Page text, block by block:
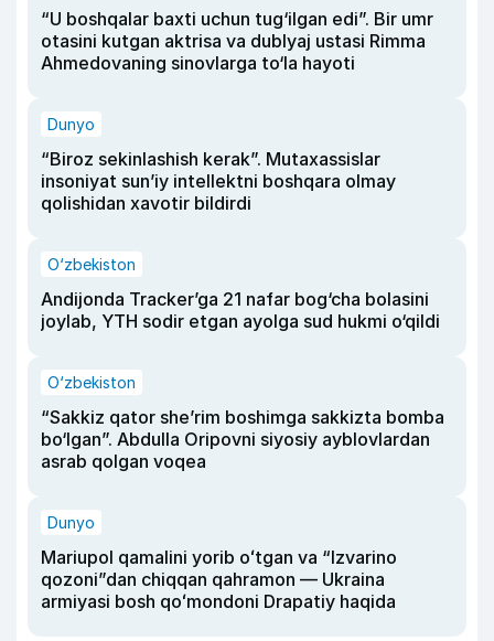
“U boshqalar baxti uchun tug‘ilgan edi”. Bir umr
otasini kutgan aktrisa va dublyaj ustasi Rimma
Ahmedovaning sinovlarga to‘la hayoti
Dunyo
“Biroz sekinlashish kerak”. Mutaxassislar
insoniyat sun’iy intellektni boshqara olmay
qolishidan xavotir bildirdi
O‘zbekiston
Andijonda Tracker’ga 21 nafar bog‘cha bolasini
joylab, YTH sodir etgan ayolga sud hukmi o‘qildi
O‘zbekiston
“Sakkiz qator she’rim boshimga sakkizta bomba
bo‘lgan”. Abdulla Oripovni siyosiy ayblovlardan
asrab qolgan voqea
Dunyo
Mariupol qamalini yorib oʻtgan va “Izvarino
qozoni”dan chiqqan qahramon — Ukraina
armiyasi bosh qoʻmondoni Drapatiy haqida